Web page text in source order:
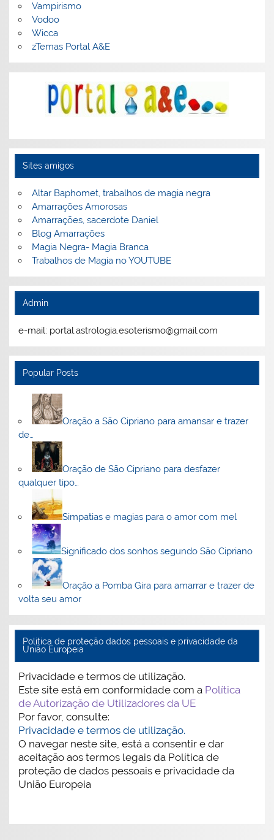
Vampirismo
Vodoo
Wicca
zTemas Portal A&E
Sites amigos
Altar Baphomet, trabalhos de magia negra
Amarrações Amorosas
Amarrações, sacerdote Daniel
Blog Amarrações
Magia Negra- Magia Branca
Trabalhos de Magia no YOUTUBE
Admin
e-mail: portal.astrologia.esoterismo@gmail.com
Popular Posts
Oração a São Cipriano para amansar e trazer
de…
Oração de São Cipriano para desfazer
qualquer tipo…
Simpatias e magias para o amor com mel
Significado dos sonhos segundo São Cipriano
Oração a Pomba Gira para amarrar e trazer de
volta seu amor
Politica de proteção dados pessoais e privacidade da
União Europeia
Privacidade e termos de utilização.
Este site está em conformidade com a Política
de Autorização de Utilizadores da UE
Por favor, consulte:
Privacidade e termos de utilização.
O navegar neste site, está a consentir e dar
aceitação aos termos legais da Política de
proteção de dados pessoais e privacidade da
União Europeia